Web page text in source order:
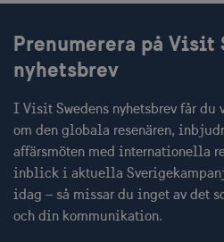
Prenumerera på Visit
nyhetsbrev
I Visit Swedens nyhetsbrev får
om den globala resenären,
affärsmöten med internationella
inblick i aktuella
idag – så missar du inget av det
och din kommunikation.
receive-cookie-
deprecation